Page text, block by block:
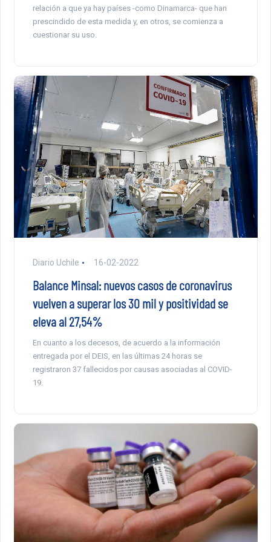
relación a que ya hay países -como Dinamarca- que han
prescindido de esta medida y, en otros, se comienza a
cuestionar su uso.
Diario Uchile 16-02-2022
Balance Minsal: nuevos casos de coronavirus
vuelven a superar los 30 mil y positividad se
eleva al 27,54%
En cuanto a los decesos, de acuerdo a la información
entregada por el DEIS, en las últimas 24 horas se
registraron 37 fallecidos por causas asociadas al COVID-
19.